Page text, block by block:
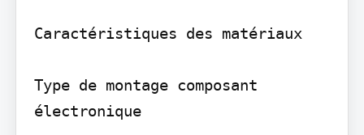
Caractéristiques des matériaux
Type de montage composant
électronique